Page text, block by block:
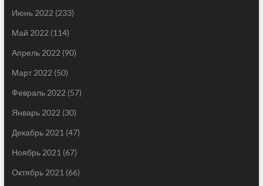
Июнь 2022 (233)
Май 2022 (114)
Апрель 2022 (90)
Март 2022 (50)
Февраль 2022 (57)
Январь 2022 (30)
Декабрь 2021 (47)
Ноябрь 2021 (67)
Октябрь 2021 (66)